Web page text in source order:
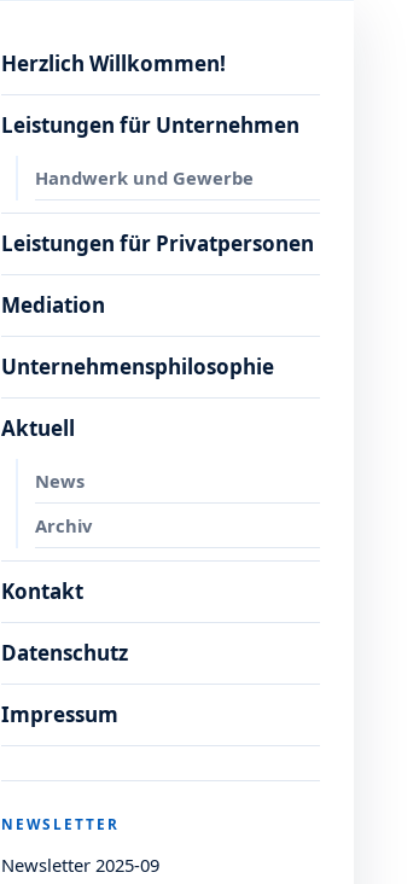
Herzlich Willkommen!
Leistungen für Unternehmen
Handwerk und Gewerbe
Leistungen für Privatpersonen
Mediation
Unternehmensphilosophie
Aktuell
News
Archiv
Kontakt
Datenschutz
Impressum
NEWSLETTER
Newsletter 2025-09